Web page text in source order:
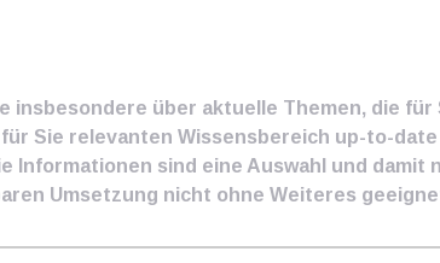
insbesondere über aktuelle Themen, die
für Sie relevanten Wissensbereich up-to-
Informationen sind eine Auswahl und
Umsetzung nicht ohne Weiteres